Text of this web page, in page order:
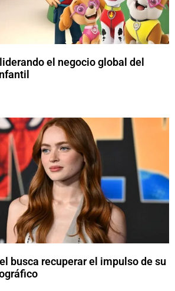
el negocio global del
busca recuperar el impulso de su